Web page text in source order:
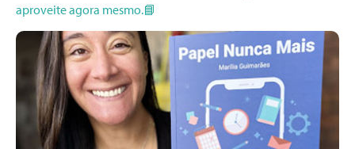
aproveite agora mesmo.📘